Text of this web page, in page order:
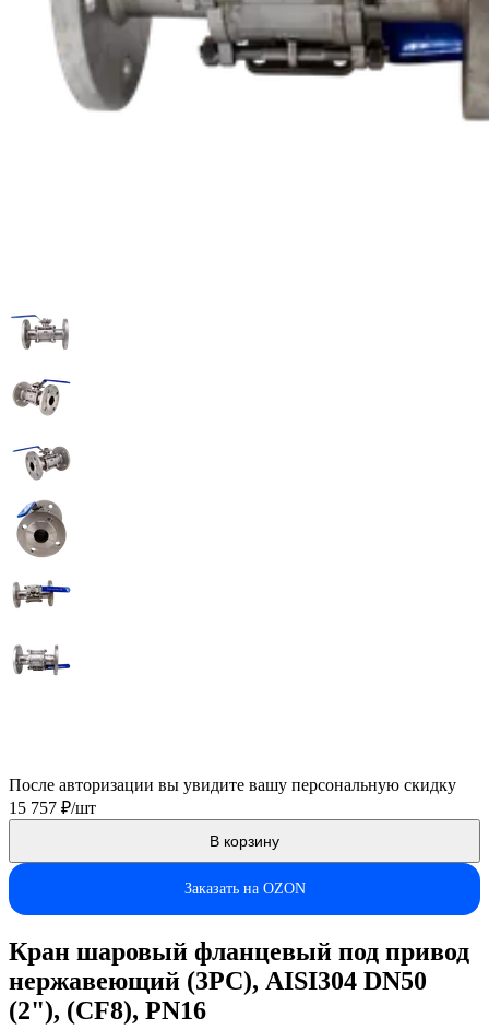
После авторизации вы увидите вашу персональную скидку
15 757 ₽/шт
В корзину
Заказать на OZON
Кран шаровый фланцевый под привод
нержавеющий (3PC), AISI304 DN50
(2"), (CF8), PN16